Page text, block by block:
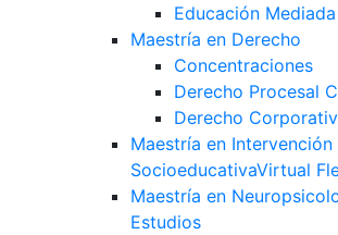
Educación
Maestría en Derecho
Concentraciones
Derecho Procesal
Derecho
Maestría en Intervención
SocioeducativaVirtual
Maestría en
Estudios